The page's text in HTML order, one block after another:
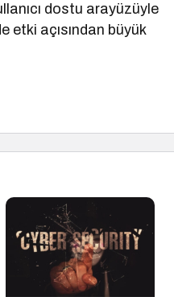
dostu arayüzüyle
etki açısından büyük